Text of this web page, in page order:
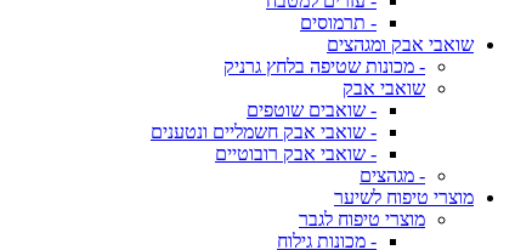
- תרמוסים
שואבי אבק ומגהצים
- מכונות שטיפה בלחץ גרניק
שואבי אבק
- שואבים שוטפים
- שואבי אבק חשמליים ונטענים
- שואבי אבק רובוטיים
- מגהצים
מוצרי טיפוח לשיער
מוצרי טיפוח לגבר
- מכונות גילוח